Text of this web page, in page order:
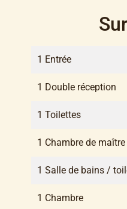
1 Entrée
1 Double réception
1 Toilettes
1 Chambre de maître
1 Salle de bains /
1 Chambre